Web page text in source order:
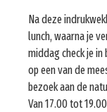
Na deze
lunch, waarna je
middag check je
op een van de
bezoek aan de
Van 17.00 tot